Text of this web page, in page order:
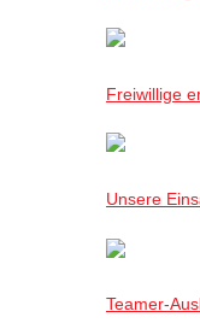
Freiwillige
Unsere
Teamer-